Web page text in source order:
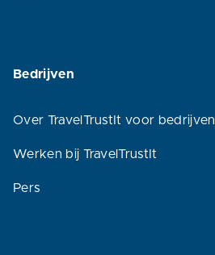
Bedrijven
Over TravelTrustIt voor bedrijven
Werken bij TravelTrustIt
Pers